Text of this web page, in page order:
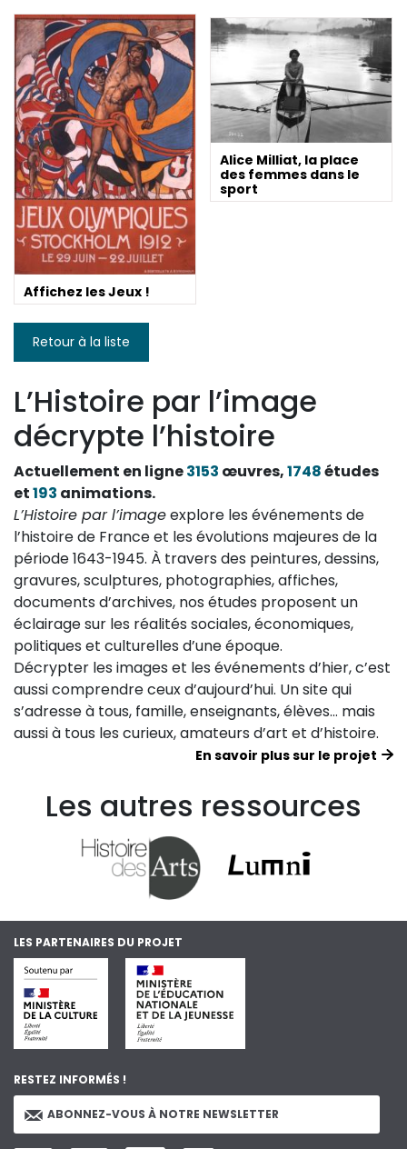
Affichez les Jeux !
Alice Milliat, la place
des femmes dans le
sport
Retour à la liste
L’Histoire par l’image
décrypte l’histoire
Actuellement en ligne3153 œuvres,1748études
et193 animations.
L’Histoire par l’imageexplore les événements de
l’histoire de France et les évolutions majeures de la
période 1643-1945. À travers des peintures, dessins,
gravures, sculptures, photographies, affiches,
documents d’archives, nos études proposent un
éclairage sur les réalités sociales, économiques,
politiques et culturelles d’une époque.
Décrypter les images et les événements d’hier, c’est
aussi comprendre ceux d’aujourd’hui. Un site qui
s’adresse à tous, famille, enseignants, élèves… mais
aussi à tous les curieux, amateurs d’art et d’histoire.
En savoir plus sur le projet
Les autres ressources
LES PARTENAIRES DU PROJET
RESTEZ INFORMÉS !
ABONNEZ-VOUS À NOTRE NEWSLETTER